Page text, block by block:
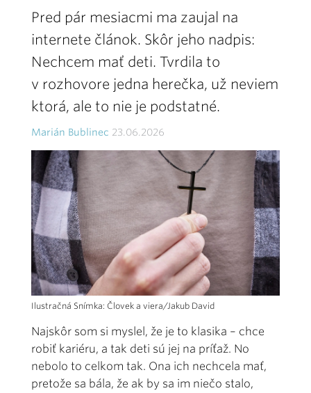
Pred pár mesiacmi ma zaujal na
internete článok. Skôr jeho nadpis:
Nechcem mať deti. Tvrdila to
v rozhovore jedna herečka, už neviem
ktorá, ale to nie je podstatné.
Marián Bublinec 23.06.2026
Ilustračná Snímka: Človek a viera/Jakub David
Najskôr som si myslel, že je to klasika – chce
robiť kariéru, a tak deti sú jej na príťaž. No
nebolo to celkom tak. Ona ich nechcela mať,
pretože sa bála, že ak by sa im niečo stalo,